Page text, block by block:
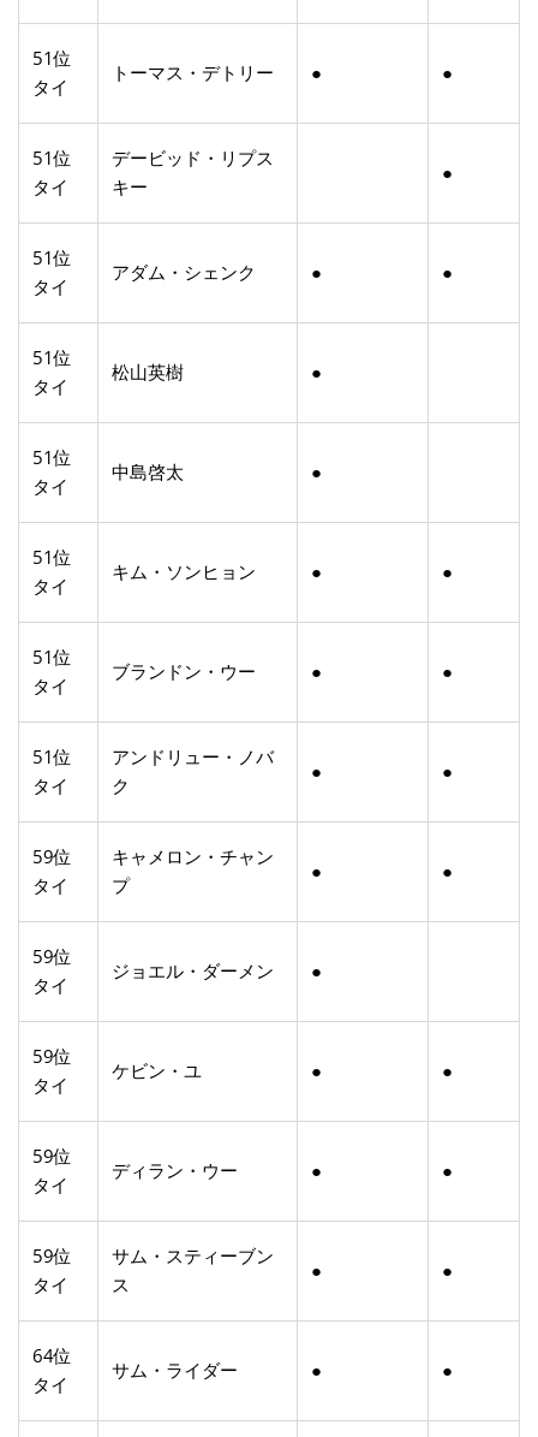
51位
タイ
トーマス・デトリー ● ●
51位
タイ
デービッド・リプス
キー
●
51位
タイ
アダム・シェンク ● ●
51位
タイ
松山英樹 ●
51位
タイ
中島啓太 ●
51位
タイ
キム・ソンヒョン ● ●
51位
タイ
ブランドン・ウー ● ●
51位
タイ
アンドリュー・ノバ
ク
● ●
59位
タイ
キャメロン・チャン
プ
● ●
59位
タイ
ジョエル・ダーメン ●
59位
タイ
ケビン・ユ ● ●
59位
タイ
ディラン・ウー ● ●
59位
タイ
サム・スティーブン
ス
● ●
64位
タイ
サム・ライダー ● ●